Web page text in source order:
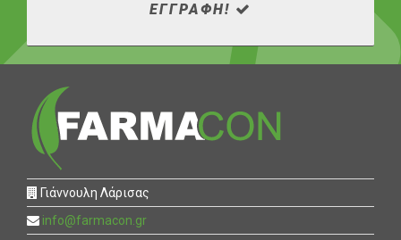
ΕΓΓΡΑΦΗ!
Γιάννουλη Λάρισας
info@farmacon.gr